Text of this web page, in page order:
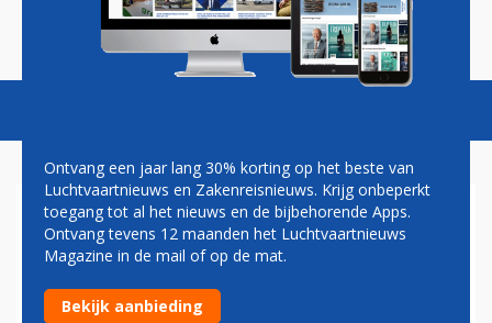
Magazine Podcasts Vacatures
JOON TIJDELIJK VOOR AIR
FRANCE NAAR SINT
MAARTEN
Ontvang een jaar lang 30% korting op het beste van
Luchtvaartnieuws en Zakenreisnieuws. Krijg onbeperkt
toegang tot al het nieuws en de bijbehorende Apps.
Ontvang tevens 12 maanden het Luchtvaartnieuws
Magazine in de mail of op de mat.
Bekijk aanbieding